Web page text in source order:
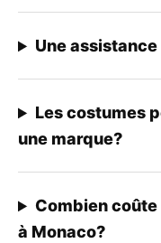
Une
Les costumes
une marque?
Combien
à Monaco?